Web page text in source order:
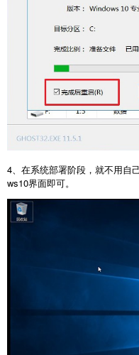
4、在系统部署阶段，就不用自
ws10界面即可。